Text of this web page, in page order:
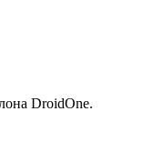
DroidOne.